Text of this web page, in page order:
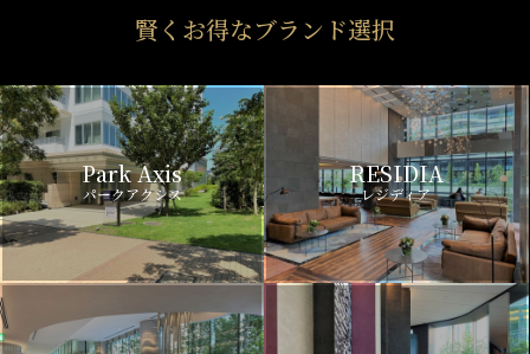
賢くお得なブランド選択
Park Axis
パークアクシス
RESIDIA
レジディア